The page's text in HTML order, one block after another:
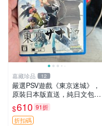
嘉藏珍品 12
嚴選PSV遊戲《東京迷城》，
原裝日本版直送，純日文包裝
適合收藏。東京幻都遊戲機電
玩 東京迷城 游戲 電玩 東京
幻都 psv 游戲
$610 91折
折扣碼